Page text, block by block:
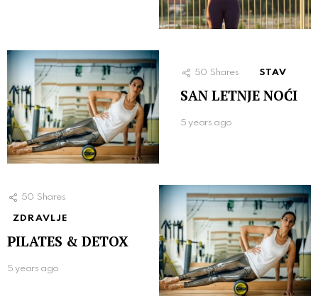
50 Shares STAV
SAN LETNJE NOĆI
5 years ago
50 Shares
ZDRAVLJE
PILATES & DETOX
5 years ago